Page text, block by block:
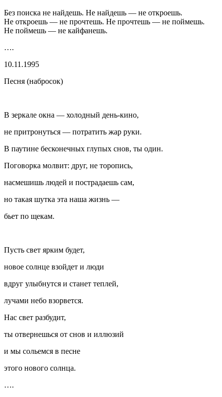
Без поиска не найдешь. Не найдешь — не откроешь.
Не откроешь — не прочтешь. Не прочтешь — не поймешь.
Не поймешь — не кайфанешь.
….
10.11.1995
Песня (набросок)
В зеркале окна — холодный день-кино,
не притронуться — потратить жар руки.
В паутине бесконечных глупых снов, ты один.
Поговорка молвит: друг, не торопись,
насмешишь людей и пострадаешь сам,
но такая шутка эта наша жизнь —
бьет по щекам.
Пусть свет ярким будет,
новое солнце взойдет и люди
вдруг улыбнутся и станет теплей,
лучами небо взорвется.
Нас свет разбудит,
ты отвернешься от снов и иллюзий
и мы сольемся в песне
этого нового солнца.
….